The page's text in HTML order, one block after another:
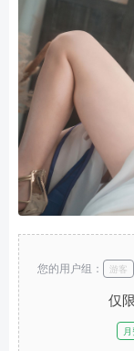
仅
您的用户组： 游客